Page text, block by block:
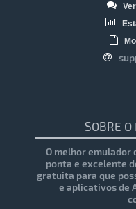
SOBRE O
O melhor emulador
ponta e excelente
gratuita para que
e aplicativos de